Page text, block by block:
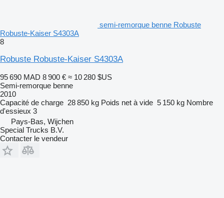
semi-remorque benne Robuste
Robuste-Kaiser S4303A
8
Robuste Robuste-Kaiser S4303A
95 690 MAD 8 900 € ≈ 10 280 $US
Semi-remorque benne
2010
Capacité de charge 28 850 kg Poids net à vide 5 150 kg Nombre
d'essieux 3
Pays-Bas, Wijchen
Special Trucks B.V.
Contacter le vendeur